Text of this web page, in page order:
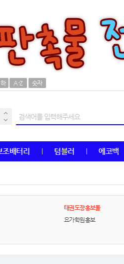
하 A-Z 숫자
조배터리 텀블러 에코백
태권도장홍보물
요가학원홍보